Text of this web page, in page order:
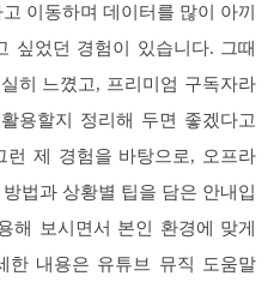
이동하며 데이터를 많이 아끼
싶었던 경험이 있습니다. 그때
히 느꼈고, 프리미엄 구독자라
용할지 정리해 두면 좋겠다고
런 제 경험을 바탕으로, 오프라
법과 상황별 팁을 담은 안내입
해 보시면서 본인 환경에 맞게
한 내용은 유튜브 뮤직 도움말